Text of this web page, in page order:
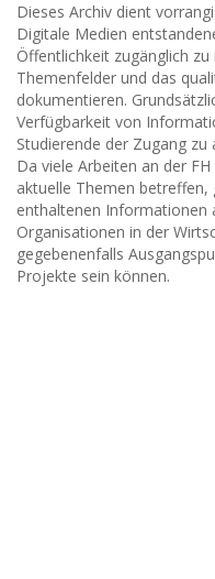
Dieses Archiv dient
Digitale Medien
Öffentlichkeit zugänglich
Themenfelder und das
dokumentieren.
Verfügbarkeit von
Studierende der Zugang
Da viele Arbeiten an der
aktuelle Themen betreffen,
enthaltenen Informationen
Organisationen in der
gegebenenfalls
Projekte sein können.